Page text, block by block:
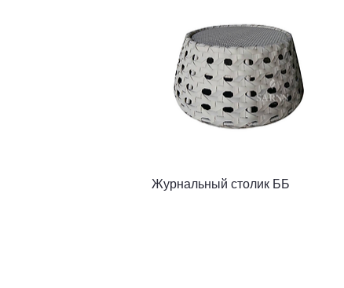
Быстрый просмотр
Журнальный столик ББ